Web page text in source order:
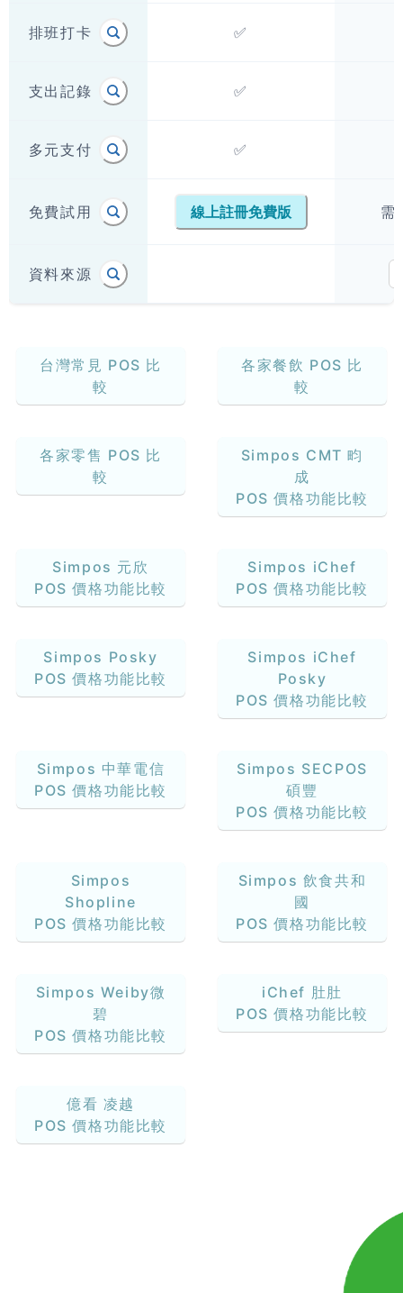
排班打卡 ✅
支出記錄 ✅
多元支付 ✅
免費試用 線上註冊免費版 需
資料來源
台灣常見 POS 比
較
各家餐飲 POS 比
較
各家零售 POS 比
較
Simpos CMT 畇
成
POS 價格功能比較
Simpos 元欣
POS 價格功能比較
Simpos iChef
POS 價格功能比較
Simpos Posky
POS 價格功能比較
Simpos iChef
Posky
POS 價格功能比較
Simpos 中華電信
POS 價格功能比較
Simpos SECPOS
碩豐
POS 價格功能比較
Simpos
Shopline
POS 價格功能比較
Simpos 飲食共和
國
POS 價格功能比較
Simpos Weiby微
碧
POS 價格功能比較
iChef 肚肚
POS 價格功能比較
億看 凌越
POS 價格功能比較